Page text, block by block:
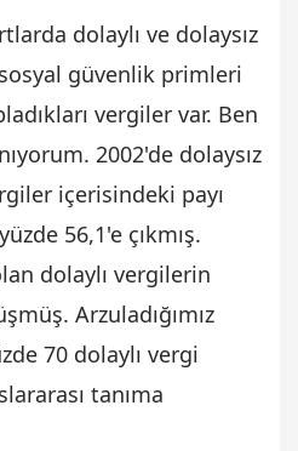
dolaylı ve dolaysız
güvenlik primleri
vergiler var. Ben
2002'de dolaysız
içerisindeki payı
56,1'e çıkmış.
dolaylı vergilerin
Arzuladığımız
70 dolaylı vergi
tanıma